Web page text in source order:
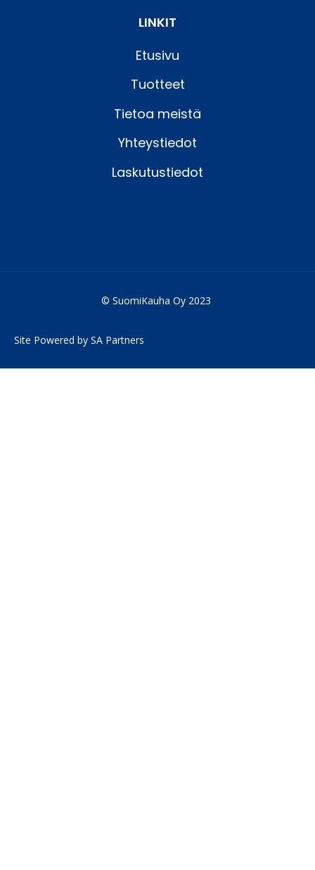
LINKIT
Etusivu
Tuotteet
Tietoa meistä
Yhteystiedot
Laskutustiedot
© SuomiKauha Oy 2023
Site Powered by SA Partners